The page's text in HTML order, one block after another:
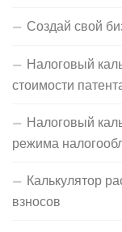
Создай свой
Налоговый
стоимости
Налоговый
режима
Калькулятор
взносов